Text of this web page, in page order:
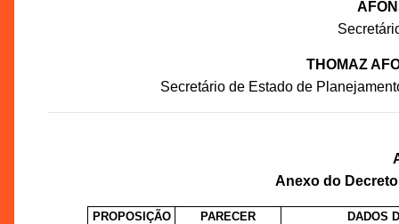
THOMAZ
Secretário de Estado de
Anexo do Decreto
PROPOSIÇÃO PARECER DADOS